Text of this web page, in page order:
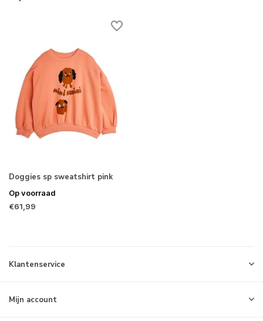
Doggies sp sweatshirt pink
Op voorraad
€61,99
Klantenservice
Mijn account